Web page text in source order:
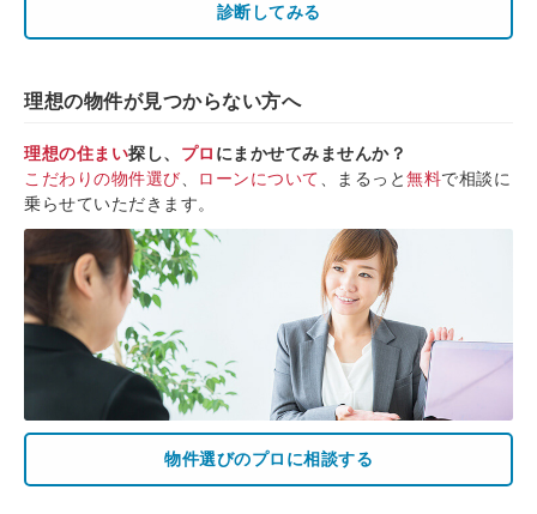
診断してみる
理想の物件が見つからない方へ
理想の住まい探し、 プロ にまかせてみませんか？
こだわりの物件選び
ローンについて 、まるっと無料で相談に
乗らせていただきます。
物件選びのプロに相談する